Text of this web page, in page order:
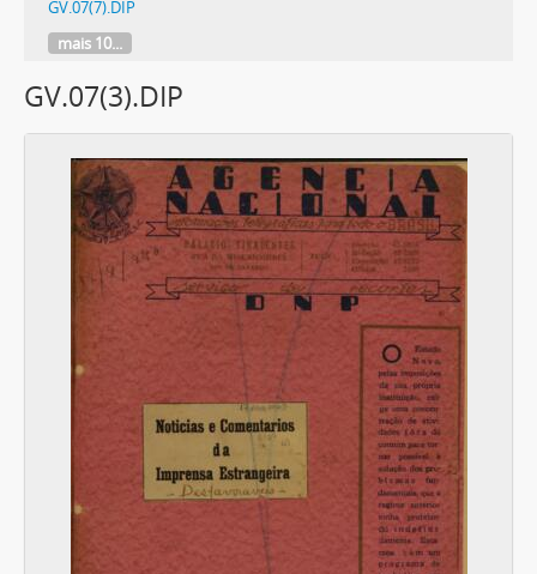
GV.07(7).DIP
mais 10...
GV.07(3).DIP